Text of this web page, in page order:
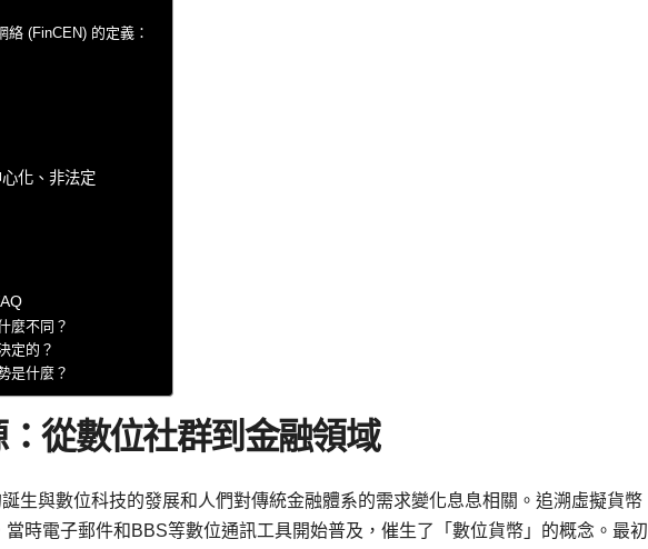
絡 (FinCEN) 的定義：
化、非法定
麼不同？
定的？
是什麼？
從數位社群到金融領域
生與數位科技的發展和人們對傳統金融體系的需求變化息息相關。追溯虛擬貨幣
時電子郵件和BBS等數位通訊工具開始普及，催生了「數位貨幣」的概念。最初